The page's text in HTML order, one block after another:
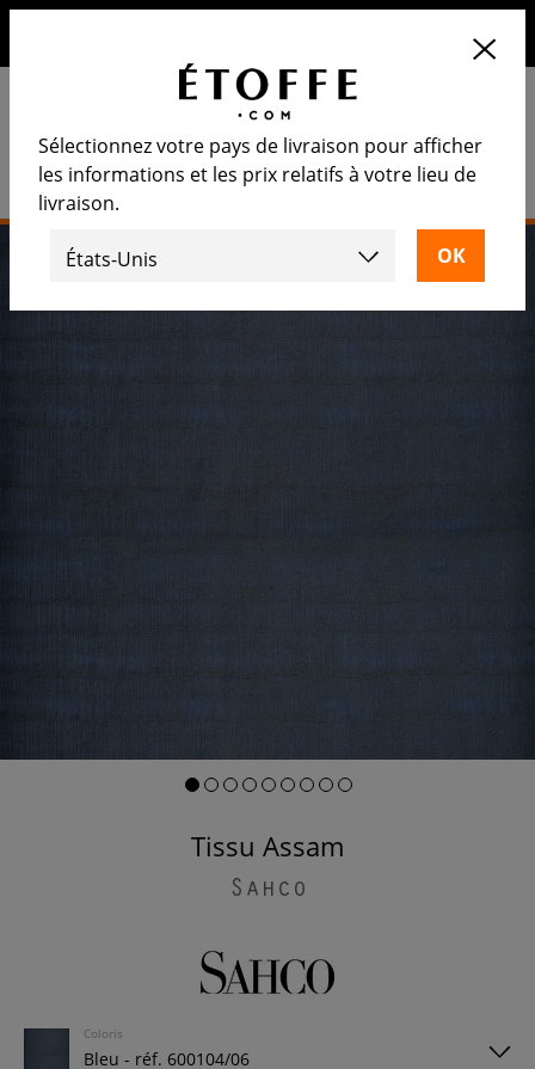
Tissu Assam
Sahco
Coloris
Sélectionnez votre pays de livraison pour afficher
les informations et les prix relatifs à votre lieu de
livraison.